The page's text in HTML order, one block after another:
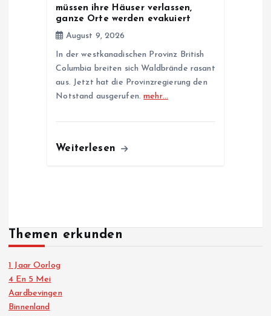
müssen ihre Häuser verlassen,
ganze Orte werden evakuiert
August 9, 2026
In der westkanadischen Provinz British
Columbia breiten sich Waldbrände rasant
aus. Jetzt hat die Provinzregierung den
Notstand ausgerufen.mehr…
Weiterlesen
Themen erkunden
1 Jaar Oorlog
4 En 5 Mei
Aardbevingen
Binnenland